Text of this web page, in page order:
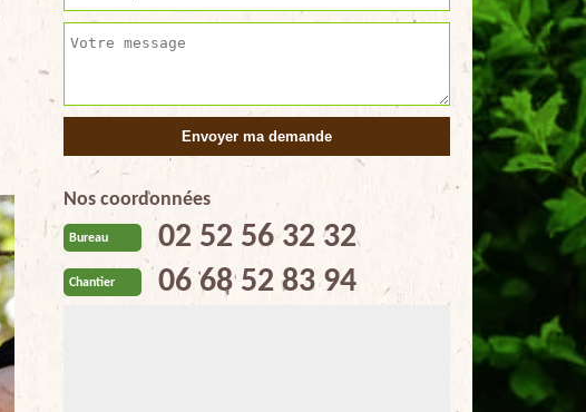
Nos coordonnées
Bureau 02 52 56 32 32
Chantier 06 68 52 83 94